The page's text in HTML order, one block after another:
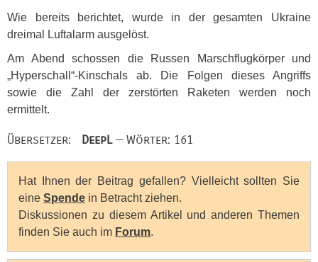
Wie bereits berichtet, wurde in der gesamten Ukraine
dreimal Luftalarm ausgelöst.
Am Abend schossen die Russen Marschflugkörper und
„Hyperschall“-Kinschals ab. Die Folgen dieses Angriffs
sowie die Zahl der zerstörten Raketen werden noch
ermittelt.
Übersetzer: DeepL— Wörter: 161
Hat Ihnen der Beitrag gefallen? Vielleicht sollten Sie
eine Spende in Betracht ziehen.
Diskussionen zu diesem Artikel und anderen Themen
finden Sie auch im Forum.